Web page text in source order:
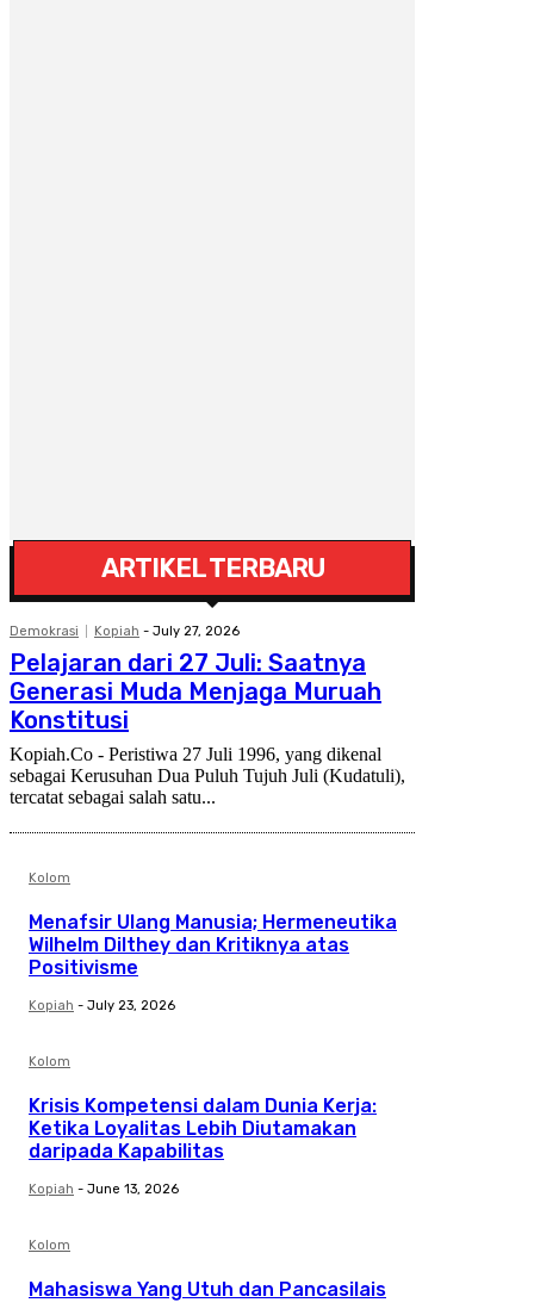
ARTIKEL TERBARU
Demokrasi Kopiah - July 27, 2026
Pelajaran dari 27 Juli: Saatnya
Generasi Muda Menjaga Muruah
Konstitusi
Kopiah.Co - Peristiwa 27 Juli 1996, yang dikenal
sebagai Kerusuhan Dua Puluh Tujuh Juli (Kudatuli),
tercatat sebagai salah satu...
Kolom
Menafsir Ulang Manusia; Hermeneutika
Wilhelm Dilthey dan Kritiknya atas
Positivisme
Kopiah - July 23, 2026
Kolom
Krisis Kompetensi dalam Dunia Kerja:
Ketika Loyalitas Lebih Diutamakan
daripada Kapabilitas
Kopiah - June 13, 2026
Kolom
Mahasiswa Yang Utuh dan Pancasilais